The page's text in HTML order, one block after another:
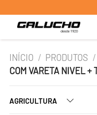
INÍCIO / PRODUTOS /
COM VARETA NIVEL +
AGRICULTURA